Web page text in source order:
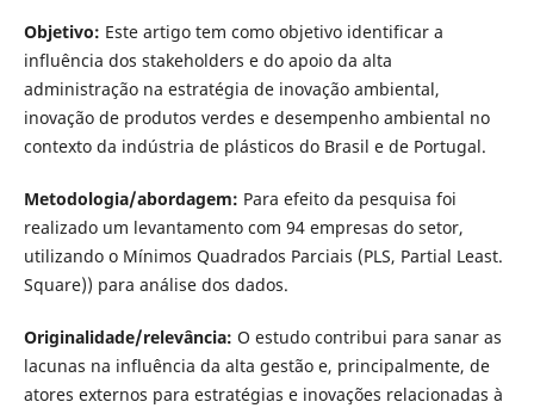
Objetivo: Este artigo tem como objetivo identificar a
influência dos stakeholders e do apoio da alta
administração na estratégia de inovação ambiental,
inovação de produtos verdes e desempenho ambiental no
contexto da indústria de plásticos do Brasil e de Portugal.
Metodologia/abordagem: Para efeito da pesquisa foi
realizado um levantamento com 94 empresas do setor,
utilizando o Mínimos Quadrados Parciais (PLS, Partial Least.
Square)) para análise dos dados.
Originalidade/relevância: O estudo contribui para sanar as
lacunas na influência da alta gestão e, principalmente, de
atores externos para estratégias e inovações relacionadas à